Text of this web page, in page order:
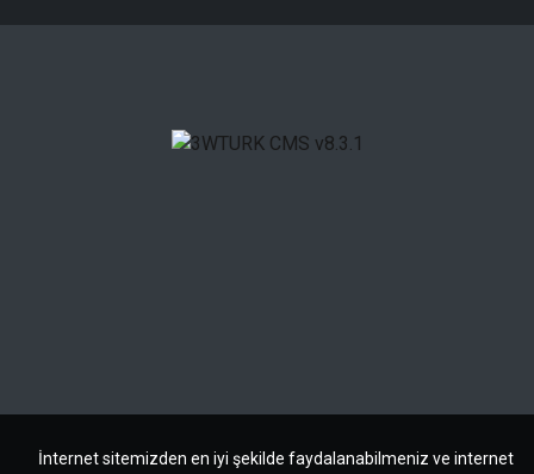
İnternet sitemizden en iyi şekilde faydalanabilmeniz ve internet